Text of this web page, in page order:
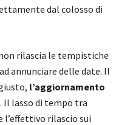
dal colosso di
rilascia le tempistiche
annunciare delle date. Il
l’aggiornamento
lasso di tempo tra
l’effettivo rilascio sui